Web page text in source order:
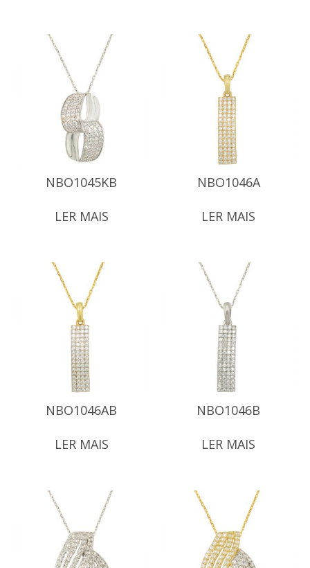
NBO1045KB
LER MAIS
NBO1046A
LER MAIS
NBO1046AB
LER MAIS
NBO1046B
LER MAIS